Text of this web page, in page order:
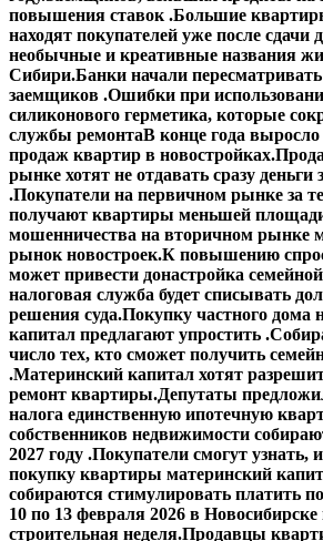
повышения ставок .Большие
находят покупателей уже после сдачи
необычные и креативные названия
Сибири.Банки начали
заемщиков .Ошибки при
силиконового герметика, которые
службы ремонтаВ конце года выросло
продаж квартир в новостройках.
рынке хотят не отдавать сразу деньги
.Покупатели на первичном рынке за
получают квартиры меньшей
мошенничества на вторичном рынке
рынок новостроек.К повышению
может привести донастройка
налоговая служба будет списывать
решения суда.Покупку частного дома
капитал предлагают упростить .
число тех, кто сможет получить
.Материнский капитал хотят
ремонт квартиры.Депутаты
налога единственную ипотечную
собственников недвижимости
2027 году .Покупатели смогут узнать,
покупку квартиры материнский
собираются стимулировать платить
10 по 13 февраля 2026 в
строительная неделя.Продавцы